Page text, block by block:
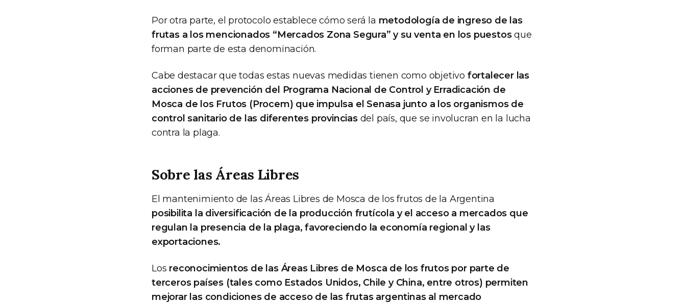
Por otra parte, el protocolo establece cómo será la metodología de ingreso de las
frutas a los mencionados “Mercados Zona Segura” y su venta en los puestosque
forman parte de esta denominación.
Cabe destacar que todas estas nuevas medidas tienen como objetivo fortalecer las
acciones de prevención del Programa Nacional de Control y Erradicación de
Mosca de los Frutos (Procem) que impulsa el Senasa junto a los organismos de
control sanitario de las diferentes provinciasdel país, que se involucran en la lucha
contra la plaga.
Sobre las Áreas Libres
El mantenimiento de las Áreas Libres de Mosca de los frutos de la Argentina
posibilita la diversificación de la producción frutícola y el acceso a mercados que
regulan la presencia de la plaga, favoreciendo la economía regional y las
exportaciones.
Los reconocimientos de las Áreas Libres de Mosca de los frutos por parte de
terceros países (tales como Estados Unidos, Chile y China, entre otros) permiten
mejorar las condiciones de acceso de las frutas argentinas al mercado